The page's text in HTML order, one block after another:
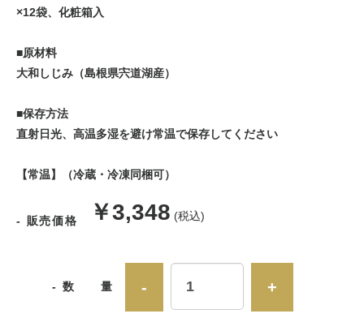
×12袋、化粧箱入
■原材料
大和しじみ（島根県宍道湖産）
■保存方法
直射日光、高温多湿を避け常温で保存してください
【常温】（冷蔵・冷凍同梱可）
- 販売価格
販
価
￥3,348 (税込)
- 数 量 - +